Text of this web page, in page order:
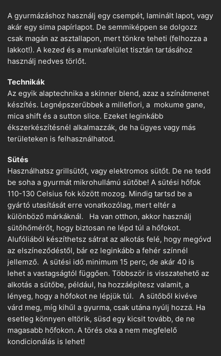
A gyurmázáshoz használj egy csempét, laminált lapot, vagy
akár egy sima papírlapot. De semmiképpen se dolgozz
csak magán az asztallapon, mert tönkre teheti (felhozza a
lakkot!). A kezed és a munkafelület tisztán tartásához
használj nedves törlőt.
Technikák
Az egyik alaptechnika a skinner blend, azaz a színátmenet
készítés. Legnépszerűbbek a millefiori, a mokume gane,
mica shift és a sutton slice. Ezeket leginkább
ékszerkészítésnél alkalmazzák, de ha ügyes vagy más
területeken is felhasználhatod.
Sütés
Használhatsz grillsütőt, vagy elektromos sütőt. De ne tedd
be soha a gyurmát mikrohullámú sütőbe! A sütési hőfok
110-130 Celsius fok között mozog. Mindig tartsd be a
gyártó utasítását erre vonatkozólag, mert eltér a
különböző márkáknál. Ha van otthon, akkor használj
sütőhőmérőt, hogy biztosan ne lépd túl a hőfokot.
Alufóliából készíthetsz sátrat az alkotás felé, hogy megóvd
az elszíneződéstől, bár ez leginkább a fehér színnél
jellemző. A sütési idő minimum 15 perc, de akár 40 is
lehet a vastagságtól függően. Többször is visszatehető az
alkotás a sütőbe, például, ha hozzáépítesz valamit, a
lényeg, hogy a hőfokot ne lépjük túl. A sütőből kivéve
várd meg, míg kihűl a gyurma, csak utána nyúlj hozzá. Ha
esetleg könnyen eltörik, süsd egy kicsit tovább, de ne
magasabb hőfokon. A törés oka a nem megfelelő
kondicionálás is lehet!